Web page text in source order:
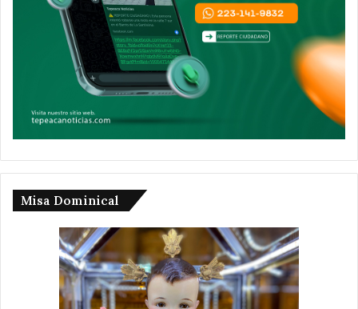
Misa Dominical